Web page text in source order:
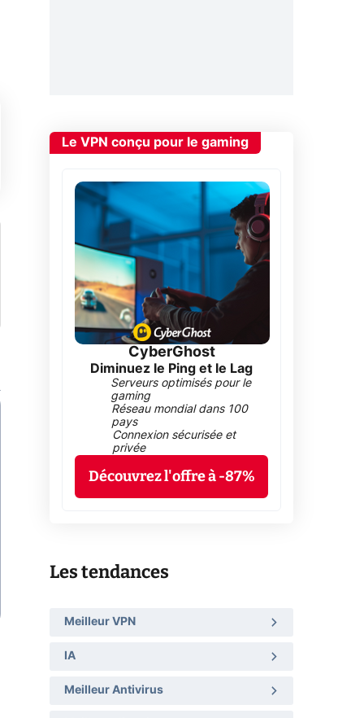
Le VPN conçu pour le gaming
CyberGhost
Diminuez le Ping et le Lag
Serveurs optimisés pour le
gaming
Réseau mondial dans 100
pays
Connexion sécurisée et
privée
Découvrez l'offre à -87%
Les tendances
Meilleur VPN
IA
Meilleur Antivirus